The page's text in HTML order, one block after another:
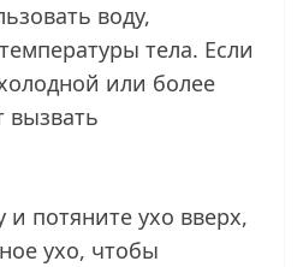
воду,
тела. Если
или более
вызвать
потяните ухо вверх,
ухо, чтобы